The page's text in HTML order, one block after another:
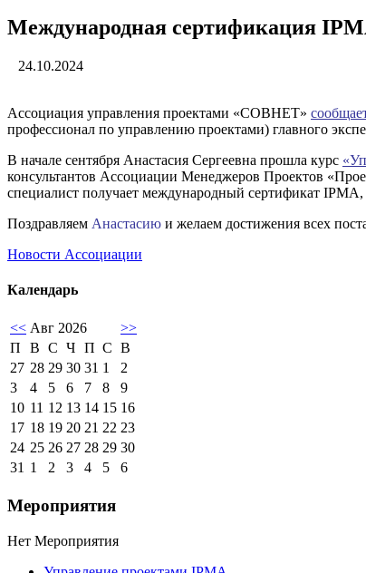
Международная сертификация
24.10.2024
Ассоциация управления проектами «CОВНЕТ»
профессионал по управлению проектами) главного
В начале сентября Анастасия Сергеевна прошла курс
консультантов Ассоциации Менеджеров Проектов
специалист получает международный сертификат IPMA,
Поздравляем Анастасию и желаем достижения всех
Новости Ассоциации
Календарь
<< Авг 2026
>>
П
В С Ч П С В
27 28 29 30 31 1
2
3
4 5 6 7 8
9
10 11 12 13 14 15 16
17 18 19 20 21 22 23
24 25 26 27 28 29 30
31 1 2 3 4 5 6
Мероприятия
Нет Мероприятия